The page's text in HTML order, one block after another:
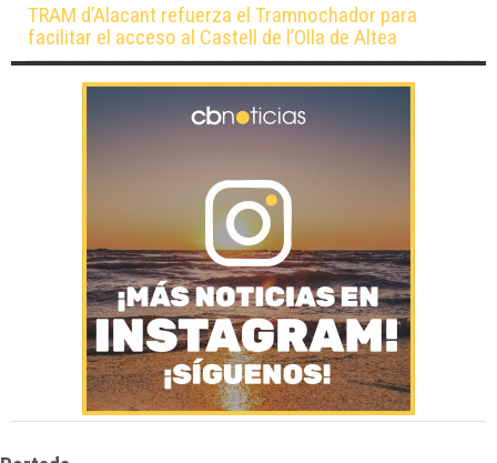
TRAM d’Alacant refuerza el Tramnochador para
facilitar el acceso al Castell de l’Olla de Altea